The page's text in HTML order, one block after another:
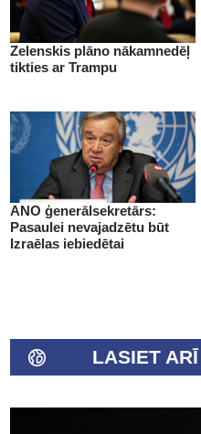
Zelenskis plāno nākamnedēļ
tikties ar Trampu
ANO ģenerālsekretārs:
Pasaulei nevajadzētu būt
Izraēlas iebiedētai
LASIET ARĪ